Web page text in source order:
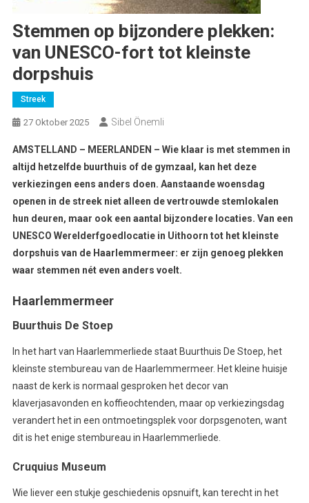
Stemmen op bijzondere plekken:
van UNESCO-fort tot kleinste
dorpshuis
Streek
27 Oktober 2025 Sibel Önemli
AMSTELLAND – MEERLANDEN – Wie klaar is met stemmen in
altijd hetzelfde buurthuis of de gymzaal, kan het deze
verkiezingen eens anders doen. Aanstaande woensdag
openen in de streek niet alleen de vertrouwde stemlokalen
hun deuren, maar ook een aantal bijzondere locaties. Van een
UNESCO Werelderfgoedlocatie in Uithoorn tot het kleinste
dorpshuis van de Haarlemmermeer: er zijn genoeg plekken
waar stemmen nét even anders voelt.
Haarlemmermeer
Buurthuis De Stoep
In het hart van Haarlemmerliede staat Buurthuis De Stoep, het
kleinste stembureau van de Haarlemmermeer. Het kleine huisje
naast de kerk is normaal gesproken het decor van
klaverjasavonden en koffieochtenden, maar op verkiezingsdag
verandert het in een ontmoetingsplek voor dorpsgenoten, want
dit is het enige stembureau in Haarlemmerliede.
Cruquius Museum
Wie liever een stukje geschiedenis opsnuift, kan terecht in het